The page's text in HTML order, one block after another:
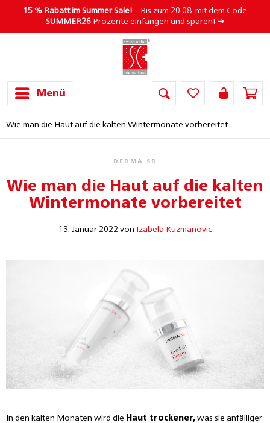
15 % Rabatt im Summer Sale! – Bis zum 20.08. mit dem Code
SUMMER26Prozente einfangen und sparen! ➜
Menü
Wie man die Haut auf die kalten Wintermonate vorbereitet
DERMA SR
Wie man die Haut auf die kalten
Wintermonate vorbereitet
13. Januar 2022 von Izabela Kuzmanovic
In den kalten Monaten wird die Haut trockener, was sie anfälliger